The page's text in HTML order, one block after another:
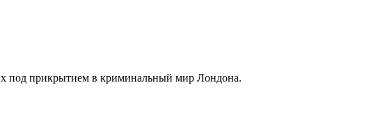
под прикрытием в криминальный мир Лондона.